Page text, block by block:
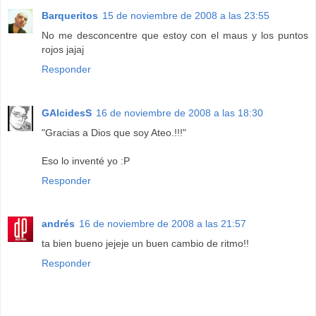
Barqueritos 15 de noviembre de 2008 a las 23:55
No me desconcentre que estoy con el maus y los puntos
rojos jajaj
Responder
GAlcidesS 16 de noviembre de 2008 a las 18:30
"Gracias a Dios que soy Ateo.!!!"
Eso lo inventé yo :P
Responder
andrés 16 de noviembre de 2008 a las 21:57
ta bien bueno jejeje un buen cambio de ritmo!!
Responder